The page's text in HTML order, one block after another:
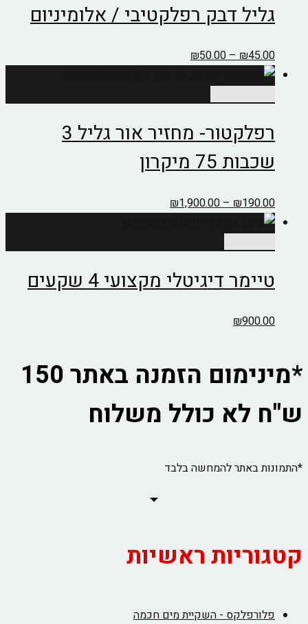
יש
סוגים.
לבחור
האפשרויות
המוצר
גליל דבק רפלקטיבי / אלומיניום
₪45.00
–
₪50.00
למוצר
יש
מספר
סוגים.
לבחור
האפשרויות
המוצר
רפלקטור- מחזיר אור גליל 3
שכבות 75 מיקרון
₪190.00
–
₪1,900.00
טיימר דיגיטלי מקצועי 4 שקעים
₪900.00
*מינימום הזמנה באתר 150
ש"ח לא כולל משלוח
*התמונות באתר להמחשה בלבד
קטגוריות ראשיות
פלורפלקס - השקיית מים חכמה